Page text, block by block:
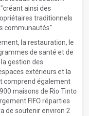
ainsi des
traditionnels
communautés".
la restauration, le
de santé et de
gestion des
extérieurs et la
comprend également
maisons de Rio Tinto
FIFO réparties
de soutenir environ 2